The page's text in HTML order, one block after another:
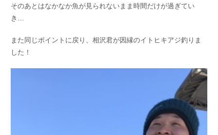
そのあとはなかなか魚が見られないまま時間だけが過ぎてい
き…
また同じポイントに戻り、相沢君が因縁のイトヒキアジ釣りま
した！